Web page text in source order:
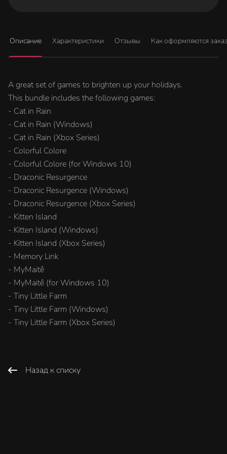
Описание Характеристики Отзывы Как оформляются
A great set of games to brighten up your holidays.
This bundle includes the following games:
- Cat in Rain
- Cat in Rain (Windows)
- Cat in Rain (Xbox Series)
- Colorful Colore
- Colorful Colore (for Windows 10)
- Draconic Resurgence
- Draconic Resurgence (Windows)
- Draconic Resurgence (Xbox Series)
- Kitten Island
- Kitten Island (Windows)
- Kitten Island (Xbox Series)
- Memory Link
- MyMaitê
- MyMaitê (for Windows 10)
- Tiny Little Farm
- Tiny Little Farm (Windows)
- Tiny Little Farm (Xbox Series)
Назад к списку